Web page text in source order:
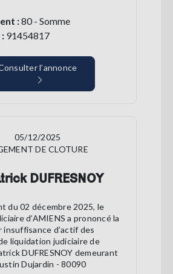
:80 - Somme
91454817
l’annonce
05/12/2025
DE CLOTURE
DUFRESNOY
du 02 décembre 2025, le
d’AMIENS a prononcé la
d’actif des
liquidation judiciaire de
DUFRESNOY demeurant
Dujardin - 80090